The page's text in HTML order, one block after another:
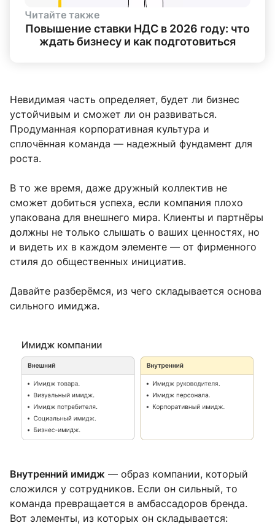
Читайте также
Повышение ставки НДС в 2026 году: что
ждать бизнесу и как подготовиться
Невидимая часть определяет, будет ли бизнес
устойчивым и сможет ли он развиваться.
Продуманная корпоративная культура и
сплочённая команда — надежный фундамент для
роста.
В то же время, даже дружный коллектив не
сможет добиться успеха, если компания плохо
упакована для внешнего мира. Клиенты и партнёры
должны не только слышать о ваших ценностях, но
и видеть их в каждом элементе — от фирменного
стиля до общественных инициатив.
Давайте разберёмся, из чего складывается основа
сильного имиджа.
Внутренний имидж — образ компании, который
сложился у сотрудников. Если он сильный, то
команда превращается в амбассадоров бренда.
Вот элементы, из которых он складывается: